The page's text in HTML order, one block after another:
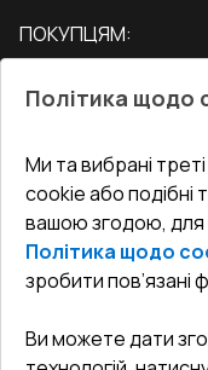
Двері
ПОКУПЦЯМ:
Блог
Адреса
Як правильно
СЕРВІС ТА
Доставка і Оплата
Гарантія та Сервіс
Повернення товару
Договір публічної
КОНТАКТИ
Офіс:Україна, м.
undefined(undefined)
Політика щодо
Ми та вибрані
cookie або подібні
вашою згодою, для
Політика щодо
зробити пов’язані
Ви можете дати